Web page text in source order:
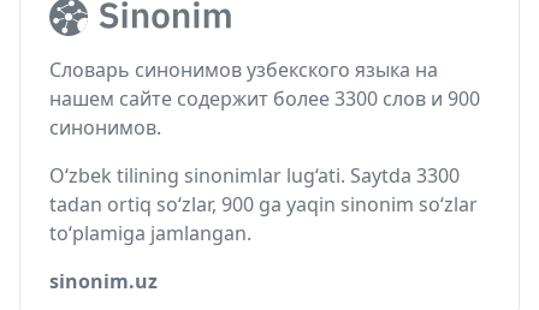
Словарь синонимов узбекского языка на
нашем сайте содержит более 3300 слов и 900
синонимов.
O‘zbek tilining sinonimlar lug‘ati. Saytda 3300
tadan ortiq so‘zlar, 900 ga yaqin sinonim so‘zlar
to‘plamiga jamlangan.
sinonim.uz